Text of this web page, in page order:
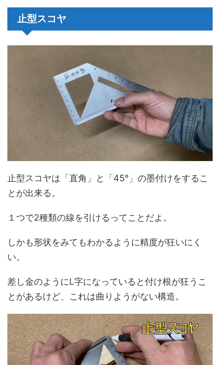
止型スコヤ
止型スコヤは「直角」と「45°」の墨付けをするこ
とが出来る。
１つで2種類の線を引けるってことだよ。
しかも形状をみてもわかるように精度が狂いにく
い。
差し金のようにL字になっていると付け根が狂うこ
とがあるけど、これは曲りようがない構造。